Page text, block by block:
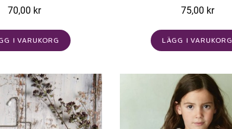
70,00 kr
I VARUKORG
75,00 kr
LÄGG I VARUKORG